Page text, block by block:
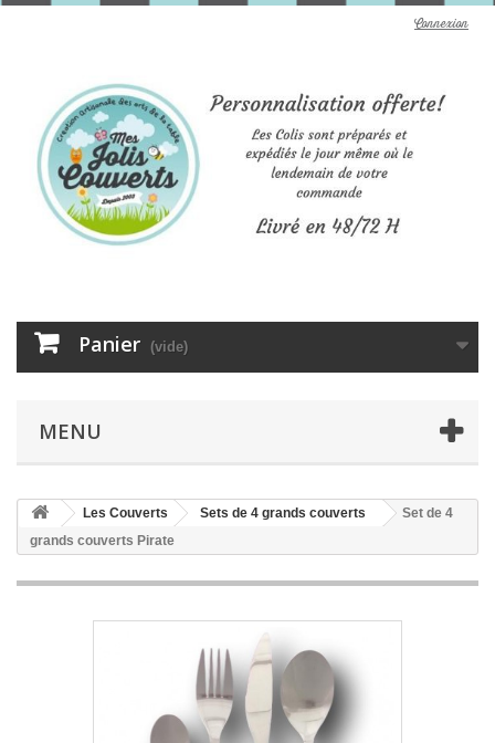
Connexion
Panier (vide)
MENU
Les Couverts Sets de 4 grands couverts
Set de 4
grands couverts Pirate